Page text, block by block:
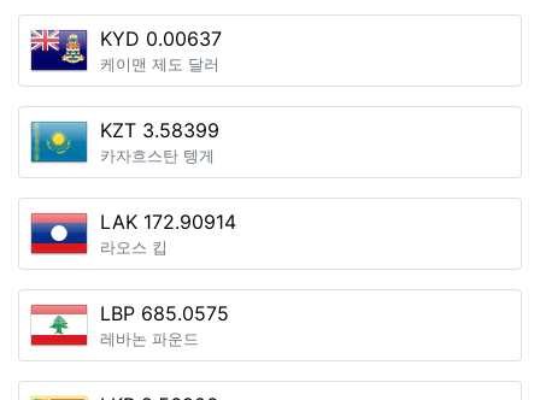
KYD 0.00637
케이맨 제도 달러
KZT 3.58399
카자흐스탄 텡게
LAK 172.90914
라오스 킵
LBP 685.0575
레바논 파운드